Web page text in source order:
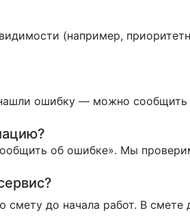
(например,
ошибку — можно сообщить
об ошибке». Мы
смету до начала работ. В